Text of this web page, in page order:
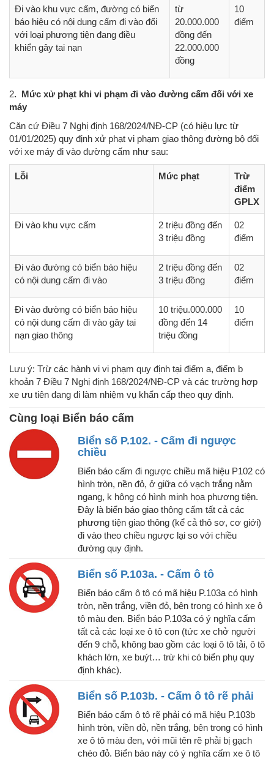
Đi vào khu vực cấm, đường có biển
báo hiệu có nội dung cấm đi vào đối
với loại phương tiện đang điều
khiển gây tai nạn
từ
20.000.000
đồng đến
22.000.000
đồng
10
điểm
2. Mức xử phạt khi vi phạm đi vào đường cấm đối với xe
máy
Căn cứ Điều 7 Nghị định 168/2024/NĐ-CP (có hiệu lực từ
01/01/2025) quy định xử phạt vi phạm giao thông đường bộ đối
với xe máy đi vào đường cấm như sau:
Lỗi Mức phạt
Trừ
điểm
GPLX
Đi vào khu vực cấm
2 triệu đồng đến
3 triệu đồng
02
điểm
Đi vào đường có biển báo hiệu
có nội dung cấm đi vào
2 triệu đồng đến
3 triệu đồng
02
điểm
Đi vào đường có biển báo hiệu
có nội dung cấm đi vào gây tai
nạn giao thông
10 triệu.000.000
đồng đến 14
triệu đồng
10
điểm
Lưu ý: Trừ các hành vi vi phạm quy định tại điểm a, điểm b
khoản 7 Điều 7 Nghị định 168/2024/NĐ-CP và các trường hợp
xe ưu tiên đang đi làm nhiệm vụ khẩn cấp theo quy định.
Cùng loại Biển báo cấm
Biển số P.102. - Cấm đi ngược
chiều
Biển báo cấm đi ngược chiều mã hiệu P102 có
hình tròn, nền đỏ, ở giữa có vạch trắng nằm
ngang, k hông có hình minh họa phương tiện.
Đây là biển báo giao thông cấm tất cả các
phương tiện giao thông (kể cả thô sơ, cơ giới)
đi vào theo chiều ngược lại so với chiều
đường quy định.
Biển số P.103a. - Cấm ô tô
Biển báo cấm ô tô có mã hiệu P.103a có hình
tròn, nền trắng, viền đỏ, bên trong có hình xe ô
tô màu đen. Biển báo P.103a có ý nghĩa cấm
tất cả các loại xe ô tô con (tức xe chở người
đến 9 chỗ, không bao gồm các loại ô tô tải, ô tô
khách lớn, xe buýt… trừ khi có biển phụ quy
định khác).
Biển số P.103b. - Cấm ô tô rẽ phải
Biển báo cấm ô tô rẽ phải có mã hiệu P.103b
hình tròn, viền đỏ, nền trắng, bên trong có hình
xe ô tô màu đen, với mũi tên rẽ phải bị gạch
chéo đỏ. Biển báo này có ý nghĩa cấm xe ô tô